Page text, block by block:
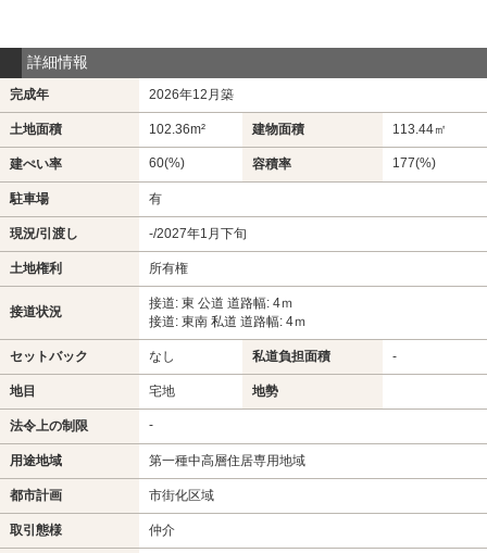
詳細情報
完成年 2026年12月築
土地面積 102.36m² 建物面積 113.44㎡
建ぺい率 60(%) 容積率 177(%)
駐車場 有
現況/引渡し -/2027年1月下旬
土地権利 所有権
接道状況
接道: 東 公道 道路幅: 4ｍ
接道: 東南 私道 道路幅: 4ｍ
セットバック なし 私道負担面積 -
地目 宅地 地勢
法令上の制限 -
用途地域 第一種中高層住居専用地域
都市計画 市街化区域
取引態様 仲介